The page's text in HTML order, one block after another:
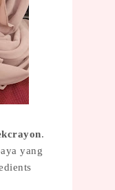
.
yang